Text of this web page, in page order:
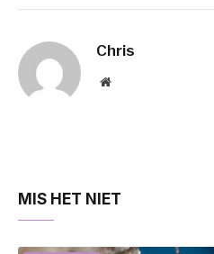
Chris
Website
MIS HET NIET